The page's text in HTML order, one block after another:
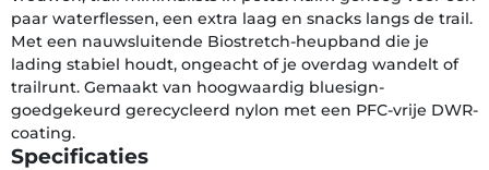
paar waterflessen, een extra laag en snacks langs de trail.
Met een nauwsluitende Biostretch-heupband die je
lading stabiel houdt, ongeacht of je overdag wandelt of
trailrunt. Gemaakt van hoogwaardig bluesign-
goedgekeurd gerecycleerd nylon met een PFC-vrije DWR-
coating.
Specificaties